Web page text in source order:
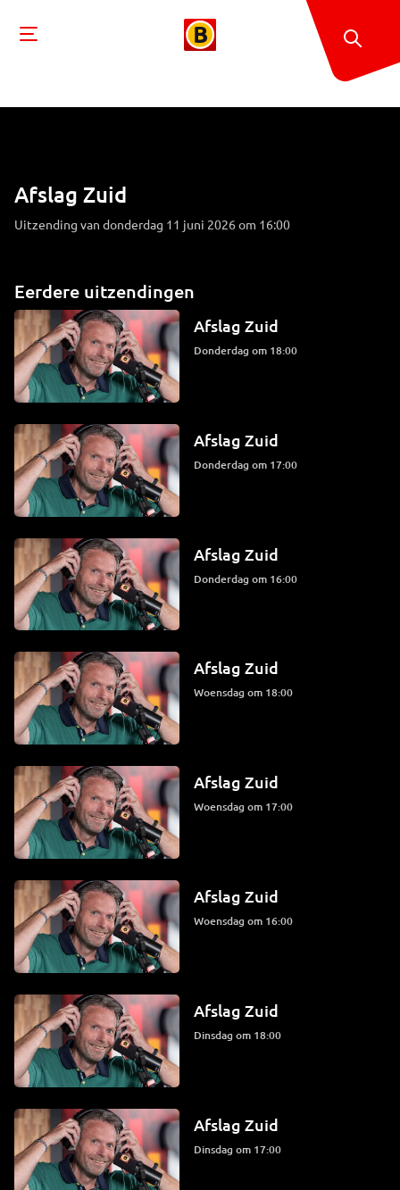
Afslag Zuid
Uitzending van donderdag 11 juni 2026 om 16:00
Eerdere uitzendingen
Afslag Zuid
donderdag om 18:00
Afslag Zuid
donderdag om 17:00
Afslag Zuid
donderdag om 16:00
Afslag Zuid
woensdag om 18:00
Afslag Zuid
woensdag om 17:00
Afslag Zuid
woensdag om 16:00
Afslag Zuid
dinsdag om 18:00
Afslag Zuid
dinsdag om 17:00